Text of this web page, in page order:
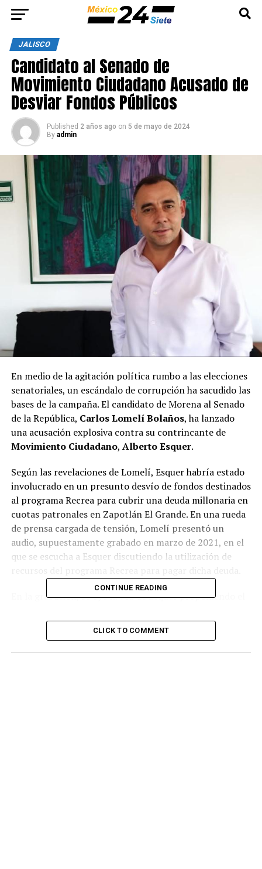
JALISCO
Candidato al Senado de
Movimiento Ciudadano Acusado de
Desviar Fondos Públicos
Published 2 años ago on 5 de mayo de 2024
By admin
En medio de la agitación política rumbo a las elecciones
senatoriales, un escándalo de corrupción ha sacudido las
bases de la campaña. El candidato de Morena al Senado
de la República, Carlos Lomelí Bolaños, ha lanzado
una acusación explosiva contra su contrincante de
Movimiento Ciudadano, Alberto Esquer.
Según las revelaciones de Lomelí, Esquer habría estado
involucrado en un presunto desvío de fondos destinados
al programa Recrea para cubrir una deuda millonaria en
cuotas patronales en Zapotlán El Grande. En una rueda
de prensa cargada de tensión, Lomelí presentó un
audio, supuestamente grabado en marzo de 2021, en el
que se escucha a Esquer discutiendo la utilización de
En la grabación, se oye la voz de Esquer proponiendo el
escolares para solventar la deuda en cuestión. Según
Lomelí, esto evidenciaría un desvío de recursos públicos
para fines ajenos a su destino original.
CONTINUE READING
CLICK TO COMMENT